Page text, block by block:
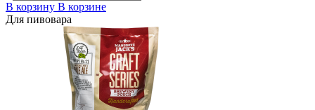
В корзину В корзине
Для пивовара